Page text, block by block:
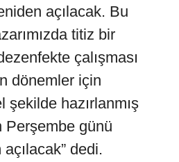
açılacak. Bu
titiz bir
çalışması
dönemler için
şekilde hazırlanmış
Perşembe günü
dedi.